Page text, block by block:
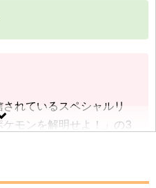
れているスペシャルリ
モンを解明せよ！」の3
現ではないので、ご注